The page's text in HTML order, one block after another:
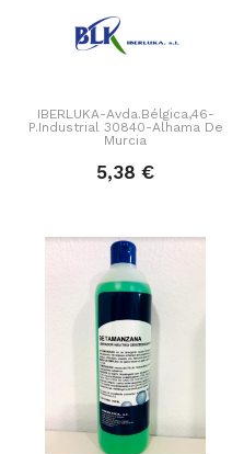
IBERLUKA-Avda.Bélgica,46-
P.Industrial 30840-Alhama De
Murcia
5,38 €